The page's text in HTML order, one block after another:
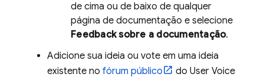
de cima ou de baixo de qualquer
página de documentação e selecione
Feedback sobre a documentação.
Adicione sua ideia ou vote em uma ideia
existente no fórum público
do User Voice